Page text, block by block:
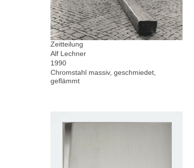
Zeitteilung
Alf Lechner
1990
Chromstahl massiv, geschmiedet,
geflämmt